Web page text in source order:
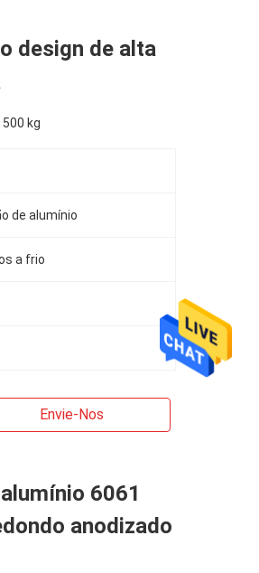
design de alta
500 kg
de alumínio
a frio
Envie-Nos
6061
anodizado